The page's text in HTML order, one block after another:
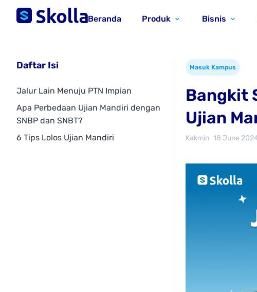
Beranda Produk Bisnis
Daftar Isi
Jalur Lain Menuju PTN Impian
Apa Perbedaan Ujian Mandiri dengan
SNBP dan SNBT?
6 Tips Lolos Ujian Mandiri
Masuk Kampus
Bangkit
Ujian
Kakmin 18 June